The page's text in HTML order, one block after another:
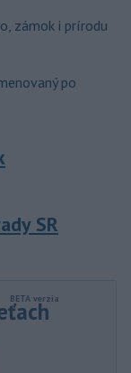
zámok i prírodu
po
SR